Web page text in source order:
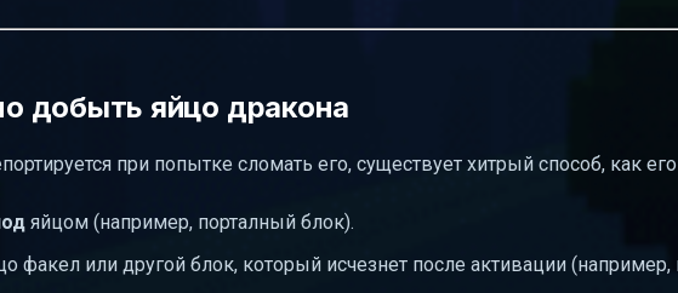
добыть яйцо дракона
при попытке сломать его, существует хитрый способ, как
яйцом (например, порталный блок).
факел или другой блок, который исчезнет после активации (например,